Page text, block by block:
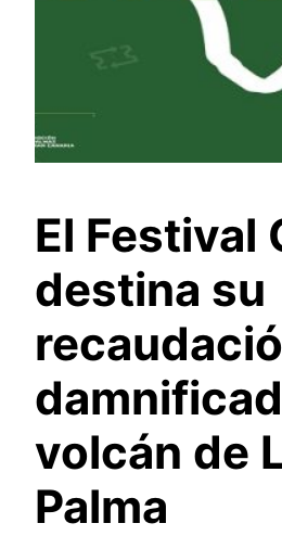
El Festival
destina su
volcán de
Palma